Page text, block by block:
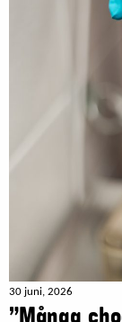
30 juni, 2026
”Många